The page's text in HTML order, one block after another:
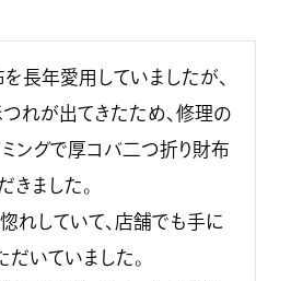
長年愛用していましたが、
れが出てきたため、修理の
ミングで厚コバ二つ折り財布
きました。
れしていて、店舗でも手に
だいていました。